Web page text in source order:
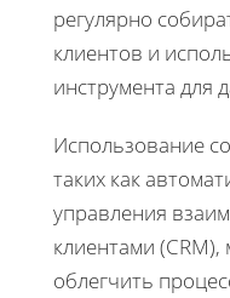
регулярно
клиентов и
инструмента для
Использование
таких как
управления
клиентами
облегчить